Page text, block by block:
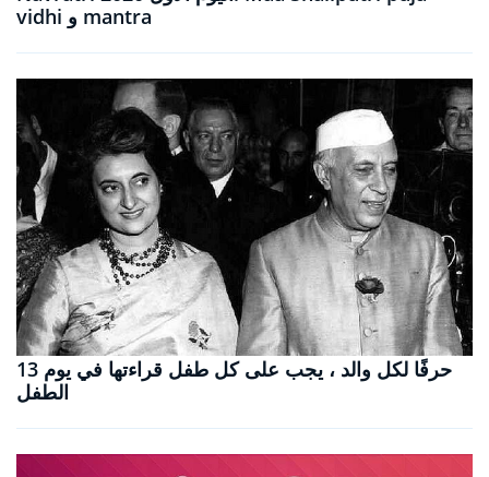
vidhi و mantra
13 حرفًا لكل والد ، يجب على كل طفل قراءتها في يوم
الطفل